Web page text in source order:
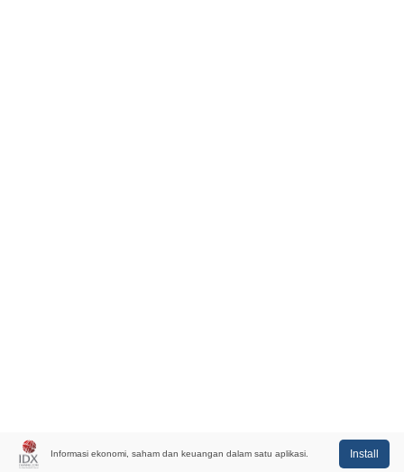
Informasi ekonomi, saham dan keuangan dalam satu aplikasi. Install